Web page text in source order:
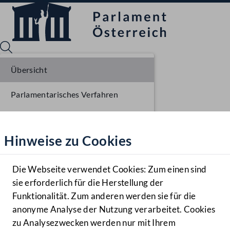
Hilfe
Benutzer
Navigationsmenü öffnen
MENÜ
Hinweise zu Cookies
Die Webseite verwendet Cookies: Zum einen sind
sie erforderlich für die Herstellung der
Funktionalität. Zum anderen werden sie für die
anonyme Analyse der Nutzung verarbeitet. Cookies
zu Analysezwecken werden nur mit Ihrem
Übersicht
Parlamentarisches Verfahren
Plenarberatungen NR